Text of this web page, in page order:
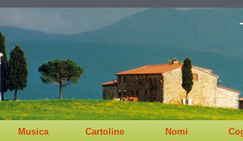
Musica Cartoline Nomi